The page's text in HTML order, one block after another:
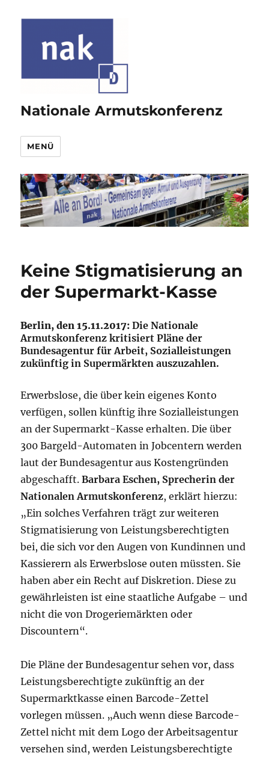
Nationale Armutskonferenz
MENÜ
Keine Stigmatisierung an
der Supermarkt-Kasse
Berlin, den 15.11.2017:Die Nationale
Armutskonferenz kritisiert Pläne der
Bundesagentur für Arbeit, Sozialleistungen
zukünftig in Supermärkten auszuzahlen.
Erwerbslose, die über kein eigenes Konto
verfügen, sollen künftig ihre Sozialleistungen
an der Supermarkt-Kasse erhalten. Die über
300 Bargeld-Automaten in Jobcentern werden
laut der Bundesagentur aus Kostengründen
abgeschafft.Barbara Eschen, Sprecherin der
Nationalen Armutskonferenz, erklärt hierzu:
„Ein solches Verfahren trägt zur weiteren
Stigmatisierung von Leistungsberechtigten
bei, die sich vor den Augen von Kundinnen und
Kassierern als Erwerbslose outen müssten. Sie
haben aber ein Recht auf Diskretion. Diese zu
gewährleisten ist eine staatliche Aufgabe – und
nicht die von Drogeriemärkten oder
Discountern“.
Die Pläne der Bundesagentur sehen vor, dass
Leistungsberechtigte zukünftig an der
Supermarktkasse einen Barcode-Zettel
vorlegen müssen. „Auch wenn diese Barcode-
Zettel nicht mit dem Logo der Arbeitsagentur
versehen sind, werden Leistungsberechtigte